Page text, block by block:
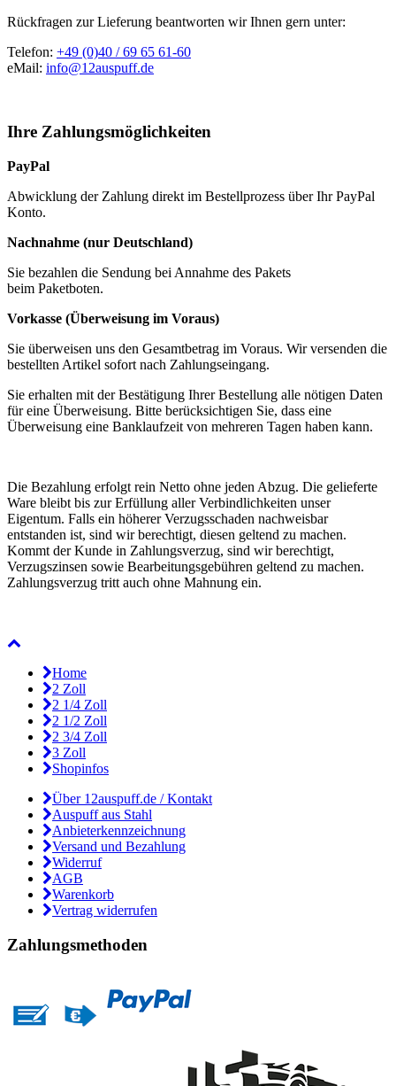
Rückfragen zur Lieferung beantworten wir Ihnen gern unter:
Telefon: +49 (0)40 / 69 65 61-60
eMail: info@12auspuff.de
Ihre Zahlungsmöglichkeiten
PayPal
Abwicklung der Zahlung direkt im Bestellprozess über Ihr PayPal
Konto.
Nachnahme (nur Deutschland)
Sie bezahlen die Sendung bei Annahme des Pakets
beim Paketboten.
Vorkasse (Überweisung im Voraus)
Sie überweisen uns den Gesamtbetrag im Voraus. Wir versenden die
bestellten Artikel sofort nach Zahlungseingang.
Sie erhalten mit der Bestätigung Ihrer Bestellung alle nötigen Daten
für eine Überweisung. Bitte berücksichtigen Sie, dass eine
Überweisung eine Banklaufzeit von mehreren Tagen haben kann.
Die Bezahlung erfolgt rein Netto ohne jeden Abzug. Die gelieferte
Ware bleibt bis zur Erfüllung aller Verbindlichkeiten unser
Eigentum. Falls ein höherer Verzugsschaden nachweisbar
entstanden ist, sind wir berechtigt, diesen geltend zu machen.
Kommt der Kunde in Zahlungsverzug, sind wir berechtigt,
Verzugszinsen sowie Bearbeitungsgebühren geltend zu machen.
Zahlungsverzug tritt auch ohne Mahnung ein.
Home
2 Zoll
2 1/4 Zoll
2 1/2 Zoll
2 3/4 Zoll
3 Zoll
Shopinfos
Über 12auspuff.de / Kontakt
Auspuff aus Stahl
Anbieterkennzeichnung
Versand und Bezahlung
Widerruf
AGB
Warenkorb
Vertrag widerrufen
Zahlungsmethoden